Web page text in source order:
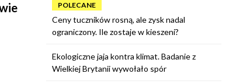
POLECANE
Ceny tuczników rosną, ale zysk nadal
ograniczony. Ile zostaje w kieszeni?
Ekologiczne jaja kontra klimat. Badanie z
Wielkiej Brytanii wywołało spór